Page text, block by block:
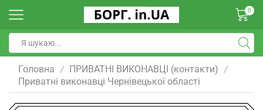
0
Головна / ПРИВАТНІ ВИКОНАВЦІ (контакти) /
Приватні виконавці Чернівецької області